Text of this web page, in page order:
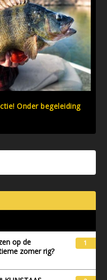
Onder begeleiding
op de
zomer rig?
1